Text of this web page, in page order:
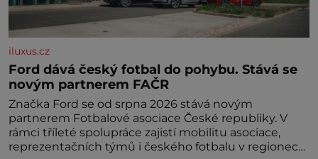
iluxus.cz
Ford dává český fotbal do pohybu. Stává se
novým partnerem FAČR
Značka Ford se od srpna 2026 stává novým
partnerem Fotbalové asociace České republiky. V
rámci tříleté spolupráce zajistí mobilitu asociace,
reprezentačních týmů i českého fotbalu v regionech.